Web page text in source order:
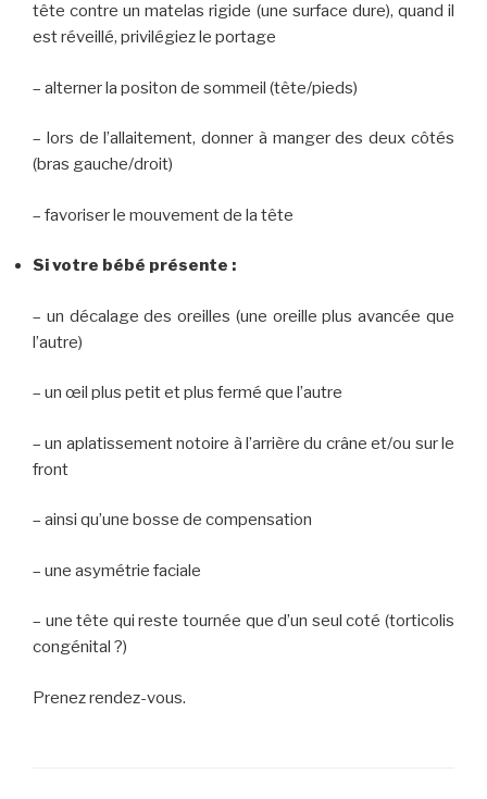
tête contre un matelas rigide (une surface dure), quand il
est réveillé, privilégiez le portage
– alterner la positon de sommeil (tête/pieds)
– lors de l’allaitement, donner à manger des deux côtés
(bras gauche/droit)
– favoriser le mouvement de la tête
Si votre bébé présente :
– un décalage des oreilles (une oreille plus avancée que
l’autre)
– un œil plus petit et plus fermé que l’autre
– un aplatissement notoire à l’arrière du crâne et/ou sur le
front
– ainsi qu’une bosse de compensation
– une asymétrie faciale
– une tête qui reste tournée que d’un seul coté (torticolis
congénital ?)
Prenez rendez-vous.